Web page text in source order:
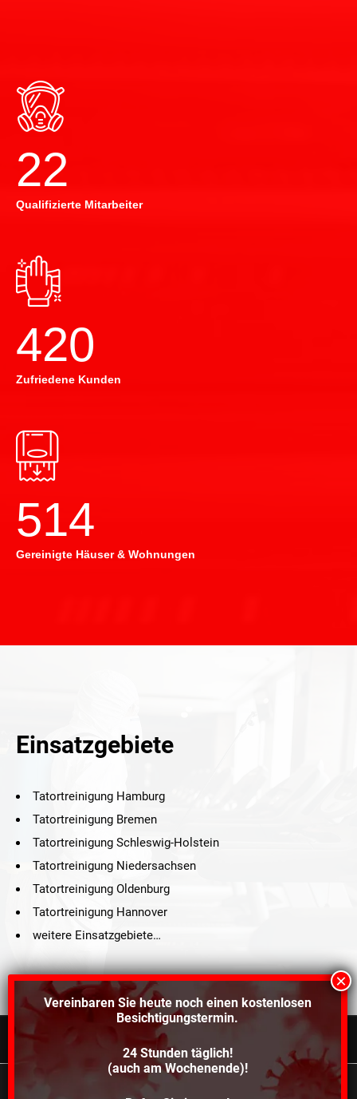
22
Qualifizierte Mitarbeiter
420
Zufriedene Kunden
514
Gereinigte Häuser & Wohnungen
Einsatzgebiete
Tatortreinigung Hamburg
Tatortreinigung Bremen
Tatortreinigung Schleswig-Holstein
Tatortreinigung Niedersachsen
Tatortreinigung Oldenburg
Tatortreinigung Hannover
weitere Einsatzgebiete…
©2021 Schröders Service Team Nord, All Rights Reserved.
Schroeder Service Team Nord
Vereinbaren Sie heute noch einen kostenlosen
Besichtigungstermin.
24 Stunden täglich!
(auch am Wochenende)!